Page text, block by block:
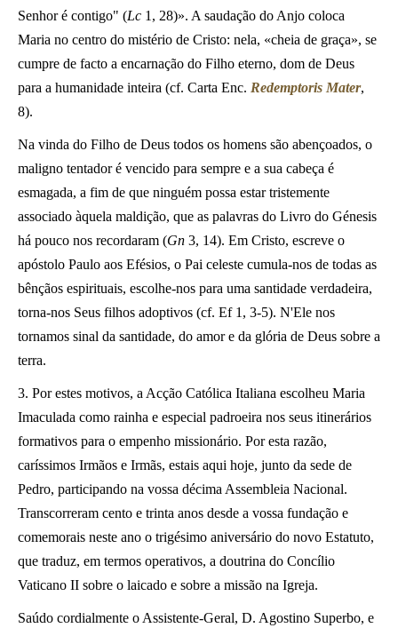
Senhor é contigo" (Lc 1, 28)». A saudação do Anjo coloca
Maria no centro do mistério de Cristo: nela, «cheia de graça», se
cumpre de facto a encarnação do Filho eterno, dom de Deus
para a humanidade inteira (cf. Carta Enc. Redemptoris Mater,
8).
Na vinda do Filho de Deus todos os homens são abençoados, o
maligno tentador é vencido para sempre e a sua cabeça é
esmagada, a fim de que ninguém possa estar tristemente
associado àquela maldição, que as palavras do Livro do Génesis
há pouco nos recordaram (Gn 3, 14). Em Cristo, escreve o
apóstolo Paulo aos Efésios, o Pai celeste cumula-nos de todas as
bênçãos espirituais, escolhe-nos para uma santidade verdadeira,
torna-nos Seus filhos adoptivos (cf. Ef 1, 3-5). N'Ele nos
tornamos sinal da santidade, do amor e da glória de Deus sobre a
terra.
3. Por estes motivos, a Acção Católica Italiana escolheu Maria
Imaculada como rainha e especial padroeira nos seus itinerários
formativos para o empenho missionário. Por esta razão,
caríssimos Irmãos e Irmãs, estais aqui hoje, junto da sede de
Pedro, participando na vossa décima Assembleia Nacional.
Transcorreram cento e trinta anos desde a vossa fundação e
comemorais neste ano o trigésimo aniversário do novo Estatuto,
que traduz, em termos operativos, a doutrina do Concílio
Vaticano II sobre o laicado e sobre a missão na Igreja.
Saúdo cordialmente o Assistente-Geral, D. Agostino Superbo, e